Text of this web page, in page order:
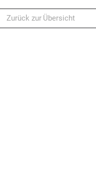
Zurück zur Übersicht